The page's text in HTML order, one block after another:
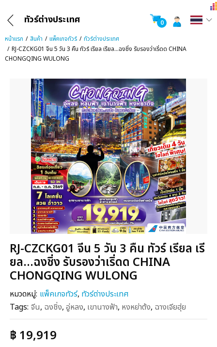
ทัวร์ต่างประเทศ
0
หน้าแรก
สินค้า แพ็คเกจทัวร์
ทัวร์ต่างประเทศ
RJ-CZCKG01 จีน 5 วัน 3 คืน ทัวร์ เรียล เรียล...ฉงชิ่ง รับรองว่าเริ่ดด CHINA
CHONGQING WULONG
RJ-CZCKG01 จีน 5 วัน 3 คืน ทัวร์ เรียล เรี
ยล...ฉงชิ่ง รับรองว่าเริ่ดด CHINA
CHONGQING WULONG
หมวดหมู่: แพ็คเกจทัวร์, ทัวร์ต่างประเทศ
Tags: จีน, ฉงชิ่ง, อู่หลง, เขานางฟ้า, หงหย่าต้ง, ฉางเจียฮุ่ย
฿ 19,919